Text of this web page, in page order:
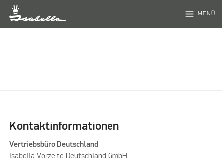
menu MENÜ
Kontaktinformationen
Vertriebsbüro Deutschland
Isabella Vorzelte Deutschland GmbH